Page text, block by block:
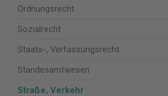
Ordnungsrecht
Sozialrecht
Staats-, Verfassungsrecht
Standesamtwesen
Straße, Verkehr